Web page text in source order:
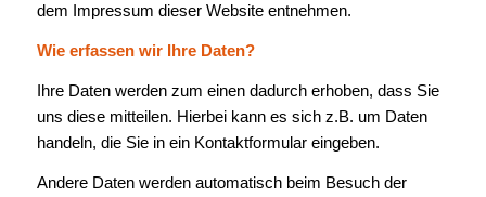
dem Impressum dieser Website entnehmen.
Wie erfassen wir Ihre Daten?
Ihre Daten werden zum einen dadurch erhoben, dass Sie
uns diese mitteilen. Hierbei kann es sich z.B. um Daten
handeln, die Sie in ein Kontaktformular eingeben.
Andere Daten werden automatisch beim Besuch der